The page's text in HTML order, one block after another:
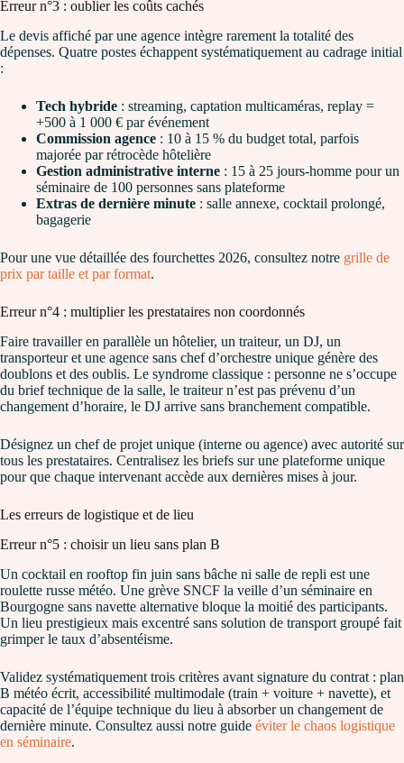
Erreur n°3 : oublier les coûts cachés
Le devis affiché par une agence intègre rarement la totalité des
dépenses. Quatre postes échappent systématiquement au cadrage initial
:
Tech hybride : streaming, captation multicaméras, replay =
+500 à 1 000 € par événement
Commission agence : 10 à 15 % du budget total, parfois
majorée par rétrocède hôtelière
Gestion administrative interne : 15 à 25 jours-homme pour un
séminaire de 100 personnes sans plateforme
Extras de dernière minute : salle annexe, cocktail prolongé,
bagagerie
Pour une vue détaillée des fourchettes 2026, consultez notre grille de
prix par taille et par format.
Erreur n°4 : multiplier les prestataires non coordonnés
Faire travailler en parallèle un hôtelier, un traiteur, un DJ, un
transporteur et une agence sans chef d’orchestre unique génère des
doublons et des oublis. Le syndrome classique : personne ne s’occupe
du brief technique de la salle, le traiteur n’est pas prévenu d’un
changement d’horaire, le DJ arrive sans branchement compatible.
Désignez un chef de projet unique (interne ou agence) avec autorité sur
tous les prestataires. Centralisez les briefs sur une plateforme unique
pour que chaque intervenant accède aux dernières mises à jour.
Les erreurs de logistique et de lieu
Erreur n°5 : choisir un lieu sans plan B
Un cocktail en rooftop fin juin sans bâche ni salle de repli est une
roulette russe météo. Une grève SNCF la veille d’un séminaire en
Bourgogne sans navette alternative bloque la moitié des participants.
Un lieu prestigieux mais excentré sans solution de transport groupé fait
grimper le taux d’absentéisme.
Validez systématiquement trois critères avant signature du contrat : plan
B météo écrit, accessibilité multimodale (train + voiture + navette), et
capacité de l’équipe technique du lieu à absorber un changement de
dernière minute. Consultez aussi notre guide éviter le chaos logistique
en séminaire.